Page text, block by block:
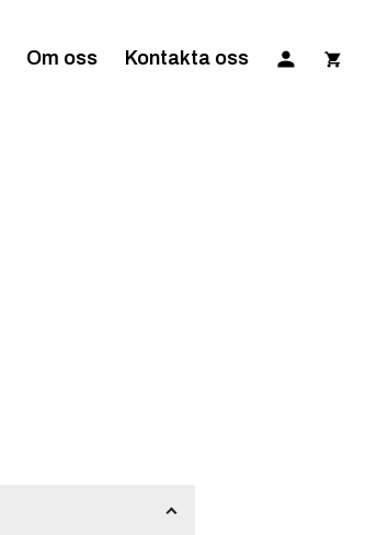
Om oss Kontakta oss